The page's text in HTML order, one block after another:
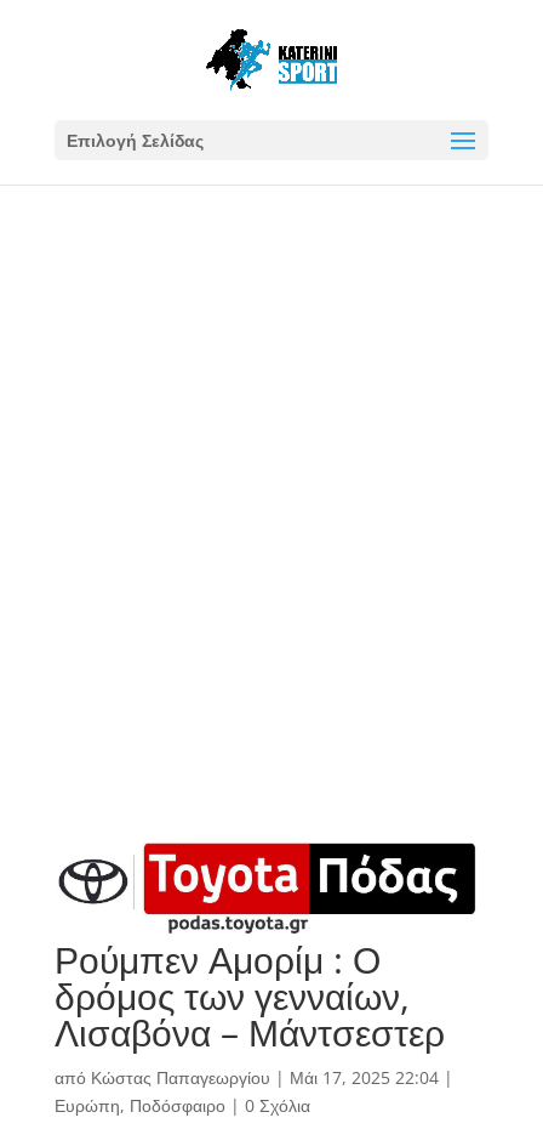
Επιλογή Σελίδας
Ρούμπεν Αμορίμ : Ο
δρόμος των γενναίων,
Λισαβόνα – Μάντσεστερ
από Κώστας Παπαγεωργίου | Μάι 17, 2025 22:04|
Ευρώπη, Ποδόσφαιρο| 0 Σχόλια